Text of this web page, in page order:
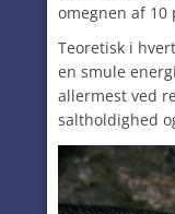
omegnen af 10
Teoretisk i
en smule
allermest ved
saltholdighed